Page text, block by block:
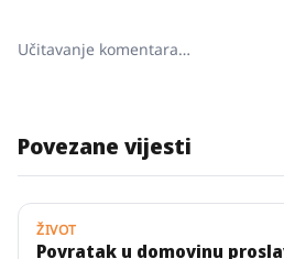
Učitavanje komentara…
Povezane vijesti
ŽIVOT
Povratak u domovinu